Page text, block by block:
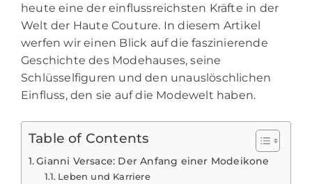
heute eine der einflussreichsten Kräfte in der
Welt der Haute Couture. In diesem Artikel
werfen wir einen Blick auf die faszinierende
Geschichte des Modehauses, seine
Schlüsselfiguren und den unauslöschlichen
Einfluss, den sie auf die Modewelt haben.
Table of Contents
Gianni Versace: Der Anfang einer Modeikone
Leben und Karriere